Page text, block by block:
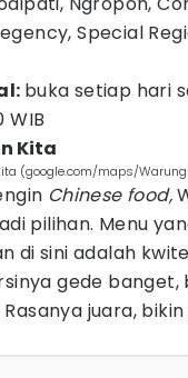
Special
buka setiap hari
WIB
Kita
(google.com/maps/
Chinese food,
pilihan. Menu
di sini adalah
gede banget,
juara,